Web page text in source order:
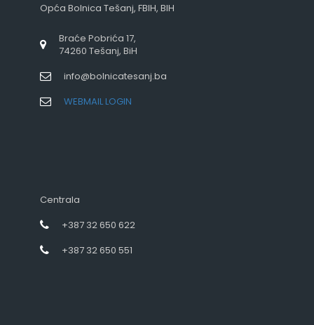
Opća Bolnica Tešanj, FBIH, BIH
Braće Pobrića 17,
74260 Tešanj, BiH
info@bolnicatesanj.ba
WEBMAIL LOGIN
Centrala
+387 32 650 622
+387 32 650 551